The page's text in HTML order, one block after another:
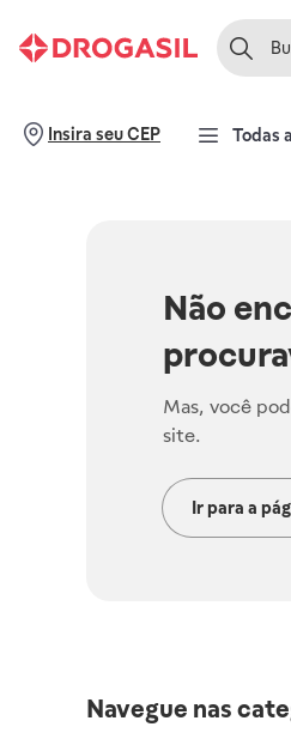
Insira seu CEP Todas
Não
Mas, você
site.
Ir para a
Navegue nas